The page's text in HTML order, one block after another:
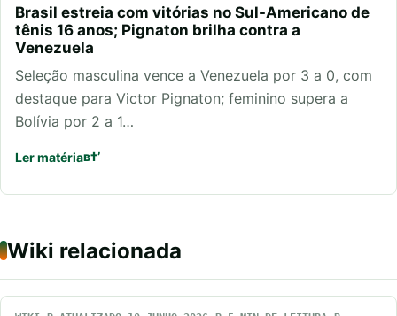
Brasil estreia com vitórias no Sul-Americano de
tênis 16 anos; Pignaton brilha contra a
Venezuela
Seleção masculina vence a Venezuela por 3 a 0, com
destaque para Victor Pignaton; feminino supera a
Bolívia por 2 a 1…
Ler matéria
Wiki relacionada